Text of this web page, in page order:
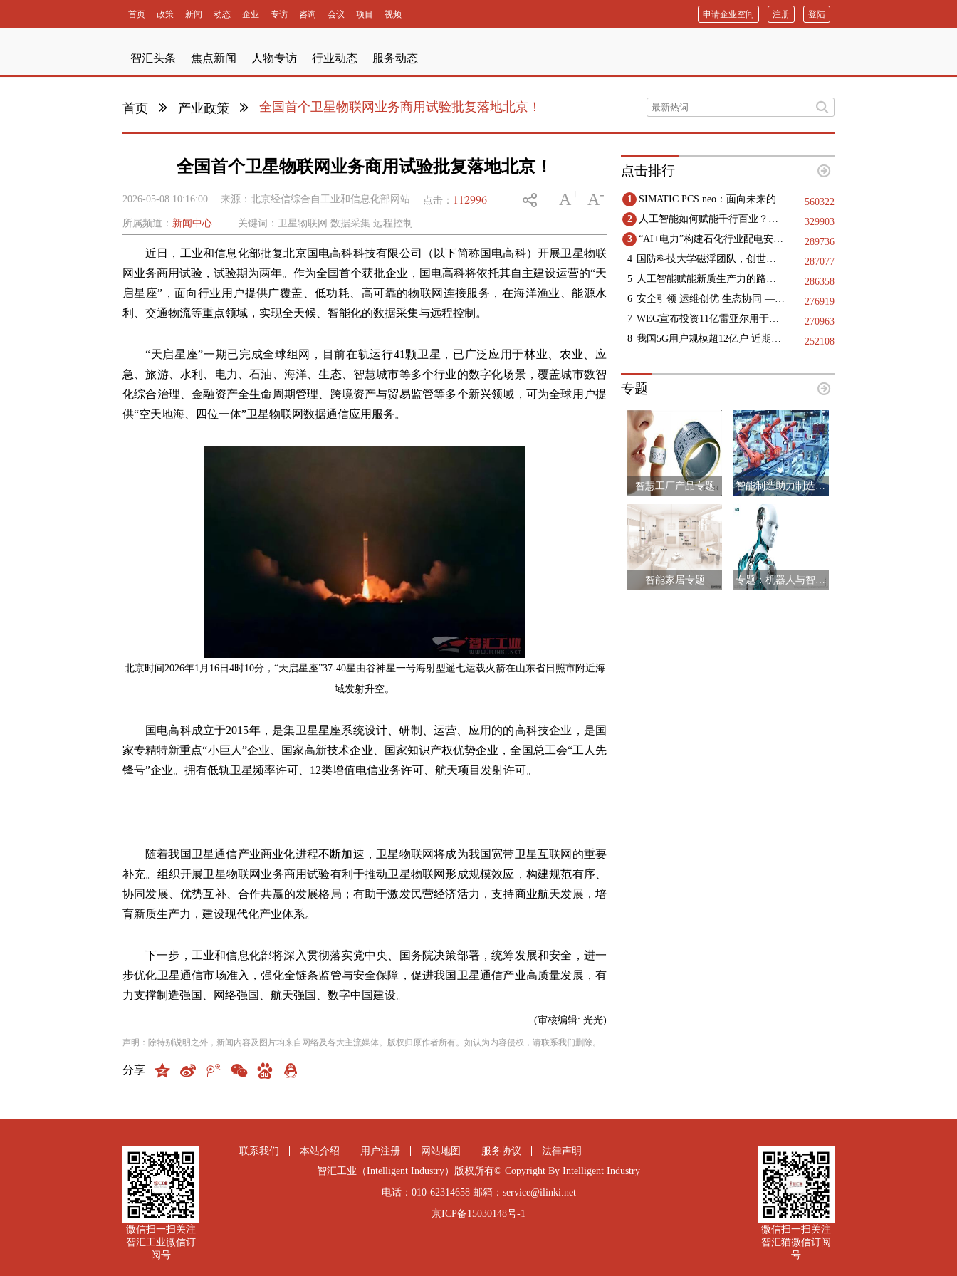
首页 政策 新闻 动态 企业 专访 咨询 会议 项目 视频 登陆
注册
申请企业空间
智汇头条 焦点新闻 人物专访 行业动态 服务动态
首页 产业政策 全国首个卫星物联网业务商用试验批复落地北京！
全国首个卫星物联网业务商用试验批复落地北京！
2026-05-08 10:16:00 来源： 北京经信综合自工业和信息化部网站 点击： 112996 A+ A-
所属频道： 新闻中心 关键词：卫星物联网 数据采集 远程控制
近日，工业和信息化部批复北京国电高科科技有限公司（以下简称国电高科）开展卫星物联
网业务商用试验，试验期为两年。作为全国首个获批企业，国电高科将依托其自主建设运营的“天
启星座”，面向行业用户提供广覆盖、低功耗、高可靠的物联网连接服务，在海洋渔业、能源水
利、交通物流等重点领域，实现全天候、智能化的数据采集与远程控制。
“天启星座”一期已完成全球组网，目前在轨运行41颗卫星，已广泛应用于林业、农业、应
急、旅游、水利、电力、石油、海洋、生态、智慧城市等多个行业的数字化场景，覆盖城市数智
化综合治理、金融资产全生命周期管理、跨境资产与贸易监管等多个新兴领域，可为全球用户提
供“空天地海、四位一体”卫星物联网数据通信应用服务。
北京时间2026年1月16日4时10分，“天启星座”37-40星由谷神星一号海射型遥七运载火箭在山东省日照市附近海
域发射升空。
国电高科成立于2015年，是集卫星星座系统设计、研制、运营、应用的的高科技企业，是国
家专精特新重点“小巨人”企业、国家高新技术企业、国家知识产权优势企业，全国总工会“工人先
锋号”企业。拥有低轨卫星频率许可、12类增值电信业务许可、航天项目发射许可。
随着我国卫星通信产业商业化进程不断加速，卫星物联网将成为我国宽带卫星互联网的重要
补充。组织开展卫星物联网业务商用试验有利于推动卫星物联网形成规模效应，构建规范有序、
协同发展、优势互补、合作共赢的发展格局；有助于激发民营经济活力，支持商业航天发展，培
育新质生产力，建设现代化产业体系。
下一步，工业和信息化部将深入贯彻落实党中央、国务院决策部署，统筹发展和安全，进一
步优化卫星通信市场准入，强化全链条监管与安全保障，促进我国卫星通信产业高质量发展，有
力支撑制造强国、网络强国、航天强国、数字中国建设。
(审核编辑: 光光)
声明：除特别说明之外，新闻内容及图片均来自网络及各大主流媒体。版权归原作者所有。如认为内容侵权，请联系我们删除。
分享
点击排行
1 SIMATIC PCS neo：面向未来的DCS
560322
2
人工智能如何赋能千行百业？三地政协献策
329903
3
“AI+电力”构建石化行业配电安全基石，践行绿色低碳未来
289736
4
国防科技大学磁浮团队，创世界纪录
287077
5
人工智能赋能新质生产力的路径指引
286358
6
安全引领 运维创优 生态协同 —— 第十二届国际核电运维大会于9月11日-12日在浙江海盐成功举办
276919
7
WEG宣布投资11亿雷亚尔用于巴西国内的工业扩张项目
270963
8
我国5G用户规模超12亿户 近期已启动第二阶段6G技术试验 252108
专题
智慧工厂产品专题 智能制造助力制造业升级
智能家居专题 专题：机器人与智能制造
微信扫一扫关注
智汇工业微信订
阅号
联系我们 本站介绍 用户注册 网站地图 服务协议
法律声明
智汇工业（Intelligent Industry）版权所有© Copyright By Intelligent Industry
电话：010-62314658 邮箱：service@ilinki.net
京ICP备15030148号-1
微信扫一扫关注
智汇猫微信订阅
号